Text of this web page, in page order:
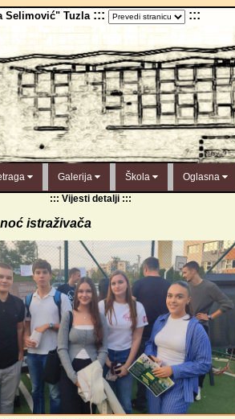
Selimović" Tuzla ::: :::
Galerija Škola Oglasna
::: Vijesti detalji :::
istraživača